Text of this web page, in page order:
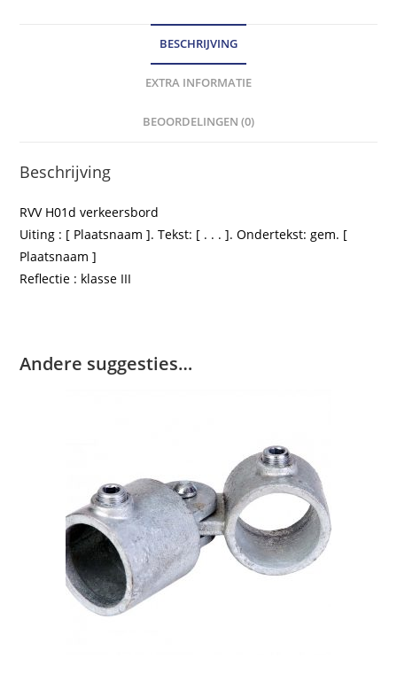
BESCHRIJVING
EXTRA INFORMATIE
BEOORDELINGEN (0)
Beschrijving
RVV H01d verkeersbord
Uiting : [ Plaatsnaam ]. Tekst: [ . . . ]. Ondertekst: gem. [
Plaatsnaam ]
Reflectie : klasse III
Andere suggesties…